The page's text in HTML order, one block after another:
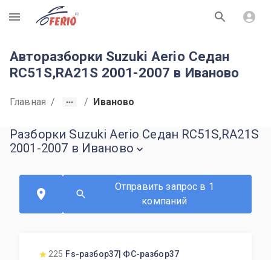
R
Авторазборки Suzuki Aerio Седан
RC51S,RA21S 2001-2007 в Иваново
Главная / / Иваново
Разборки Suzuki Aerio Седан RC51S,RA21S
2001-2007 в Иваново
Отправить запрос в 1
компаний
225 Fs-разбор37| ФС-разбор37